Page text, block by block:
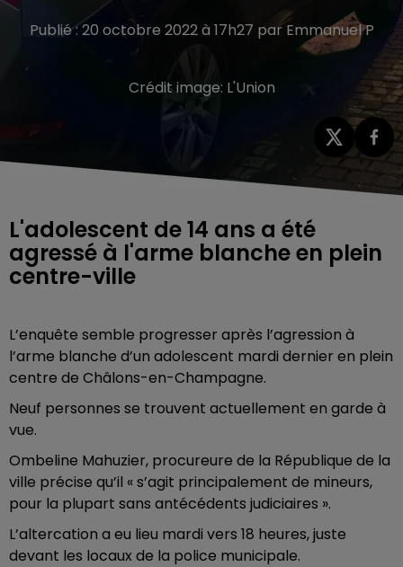
Publié : 20 octobre 2022 à 17h27 par Emmanuel P
Crédit image: L'Union
L'adolescent de 14 ans a été
agressé à l'arme blanche en plein
centre-ville
L’enquête semble progresser après l’agression à
l’arme blanche d’un adolescent mardi dernier en plein
centre de Châlons-en-Champagne.
Neuf personnes se trouvent actuellement en garde à
vue.
Ombeline Mahuzier, procureure de la République de la
ville précise qu’il « s’agit principalement de mineurs,
pour la plupart sans antécédents judiciaires ».
L’altercation a eu lieu mardi vers 18 heures, juste
devant les locaux de la police municipale.